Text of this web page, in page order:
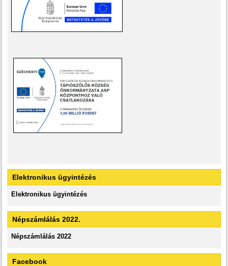
Elektronikus ügyintézés
Elektronikus ügyintézés
Népszámlálás 2022.
Népszámlálás 2022
Facebook